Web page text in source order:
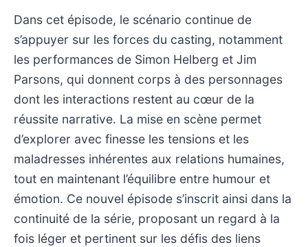
Dans cet épisode, le scénario continue de
s’appuyer sur les forces du casting, notamment
les performances de Simon Helberg et Jim
Parsons, qui donnent corps à des personnages
dont les interactions restent au cœur de la
réussite narrative. La mise en scène permet
d’explorer avec finesse les tensions et les
maladresses inhérentes aux relations humaines,
tout en maintenant l’équilibre entre humour et
émotion. Ce nouvel épisode s’inscrit ainsi dans la
continuité de la série, proposant un regard à la
fois léger et pertinent sur les défis des liens